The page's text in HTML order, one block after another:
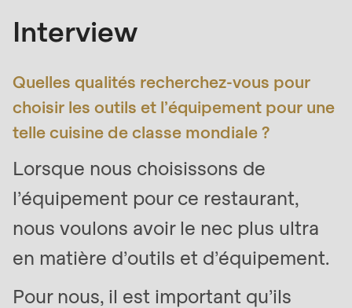
string
deprecated
in
Drupal\rondo_contact\ContactService-
{closure}
(line
597
of
Interview
Quelles qualités recherchez-vous pour
choisir les outils et l’équipement pour une
telle cuisine de classe mondiale ?
Lorsque nous choisissons de
l’équipement pour ce restaurant,
nous voulons avoir le nec plus ultra
en matière d’outils et d’équipement.
Pour nous, il est important qu’ils